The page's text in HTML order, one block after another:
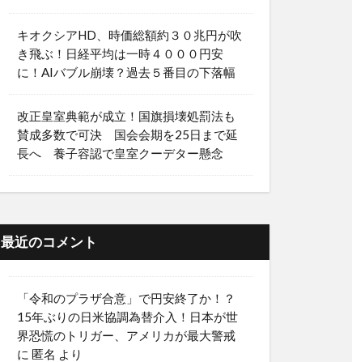
キオクシアHD、時価総額約３０兆円が吹
き飛ぶ！日経平均は一時４０００円安
に！AIバブル崩壊？過去５番目の下落幅
改正皇室典範が成立！国旗損壊処罰法も
賛成多数で可決 国会会期を25日まで延
長へ 養子容認で皇室クーデター懸念
最近のコメント
「令和のプラザ合意」で円安終了か！？
15年ぶりの日米協調為替介入！日本が世
界恐慌のトリガー、アメリカが最大警戒
に 匿名 より